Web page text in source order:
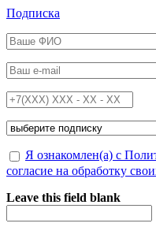
Перейти к основному
Подписка
ФИО*
Email*
Телефон*
Подписка на*
Обработка
Я ознакомлен(а) с
согласие на обработку
Leave this field blank